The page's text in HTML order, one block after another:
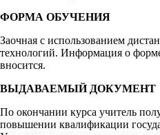
ФОРМА ОБУЧЕНИЯ
Заочная с использованием
технологий. Информация о
вносится.
ВЫДАВАЕМЫЙ ДОКУМЕНТ
По окончании курса учитель
повышении квалификации